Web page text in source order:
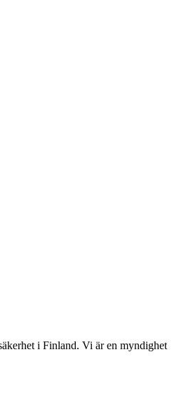
i Finland. Vi är en myndighet